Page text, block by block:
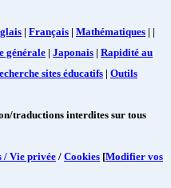
| Français | Mathématiques | |
générale | Japonais | Rapidité au
sites éducatifs | Outils
traductions interdites sur tous
/ Vie privée / Cookies [Modifier vos